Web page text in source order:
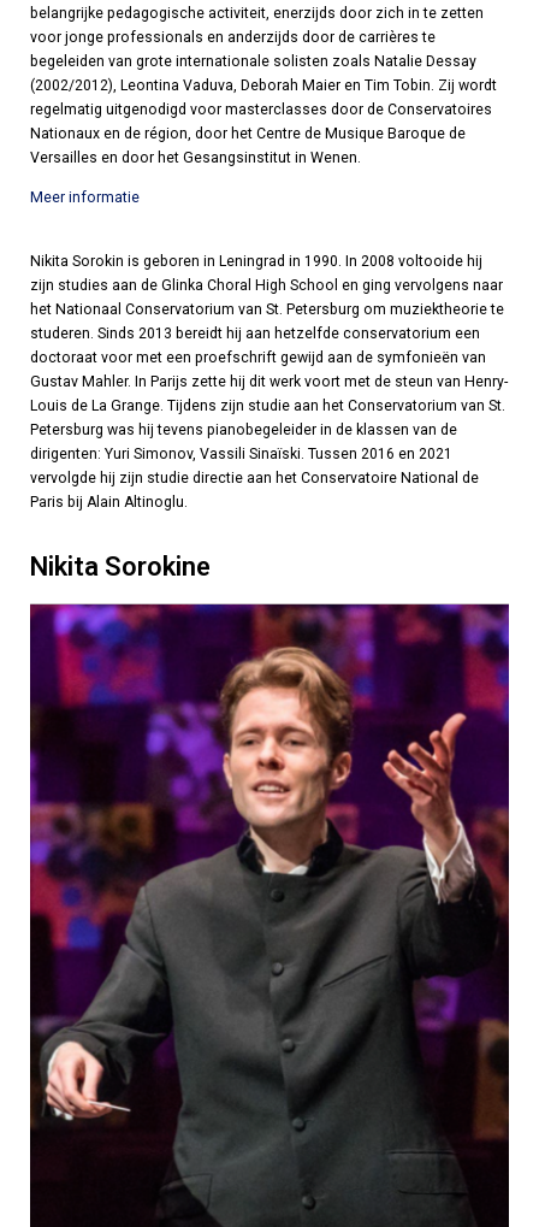
belangrijke pedagogische activiteit, enerzijds door zich in te zetten
voor jonge professionals en anderzijds door de carrières te
begeleiden van grote internationale solisten zoals Natalie Dessay
(2002/2012), Leontina Vaduva, Deborah Maier en Tim Tobin. Zij wordt
regelmatig uitgenodigd voor masterclasses door de Conservatoires
Nationaux en de région, door het Centre de Musique Baroque de
Versailles en door het Gesangsinstitut in Wenen.
Meer informatie
Nikita Sorokin is geboren in Leningrad in 1990. In 2008 voltooide hij
zijn studies aan de Glinka Choral High School en ging vervolgens naar
het Nationaal Conservatorium van St. Petersburg om muziektheorie te
studeren. Sinds 2013 bereidt hij aan hetzelfde conservatorium een
doctoraat voor met een proefschrift gewijd aan de symfonieën van
Gustav Mahler. In Parijs zette hij dit werk voort met de steun van Henry-
Louis de La Grange. Tijdens zijn studie aan het Conservatorium van St.
Petersburg was hij tevens pianobegeleider in de klassen van de
dirigenten: Yuri Simonov, Vassili Sinaïski. Tussen 2016 en 2021
vervolgde hij zijn studie directie aan het Conservatoire National de
Paris bij Alain Altinoglu.
Nikita Sorokine